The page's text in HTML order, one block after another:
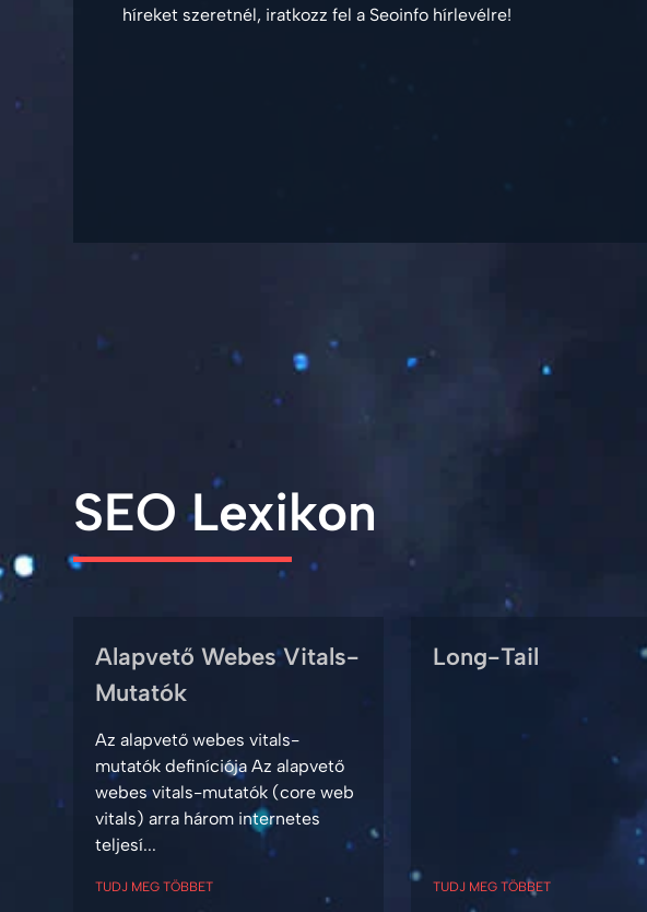
híreket szeretnél, iratkozz fel a Seoinfo hírlevélre!
SEO Lexikon
Alapvető Webes Vitals-
Mutatók
Az alapvető webes vitals-
mutatók definíciója Az alapvető
webes vitals-mutatók (core web
vitals) arra három internetes
teljesí...
TUDJ MEG TÖBBET
Long-Tail
TUDJ MEG TÖBBET